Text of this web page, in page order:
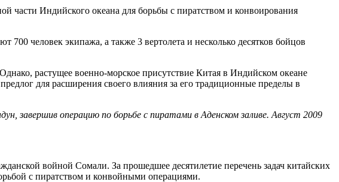
части Индийского океана для борьбы с пиратством и конвоирования
700 человек экипажа, а также 3 вертолета и несколько десятков бойцов
растущее военно-морское присутствие Китая в Индийском океане
для расширения своего влияния за его традиционные пределы в
завершив операцию по борьбе с пиратами в Аденском заливе. Август 2009
войной Сомали. За прошедшее десятилетие перечень задач китайских
с пиратством и конвойными операциями.